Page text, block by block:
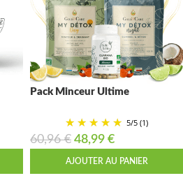
Pack Minceur Ultime
5/5 (1)
60,96€ 48,99 €
AJOUTER AU PANIER